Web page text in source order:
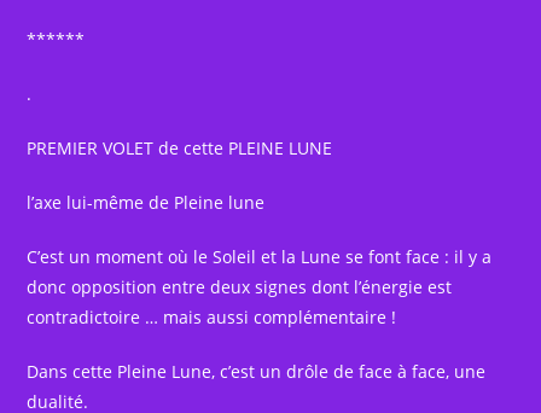
******
.
PREMIER VOLET de cette PLEINE LUNE
l’axe lui-même de Pleine lune
C’est un moment où le Soleil et la Lune se font face : il y a
donc opposition entre deux signes dont l’énergie est
contradictoire … mais aussi complémentaire !
Dans cette Pleine Lune, c’est un drôle de face à face, une
dualité.